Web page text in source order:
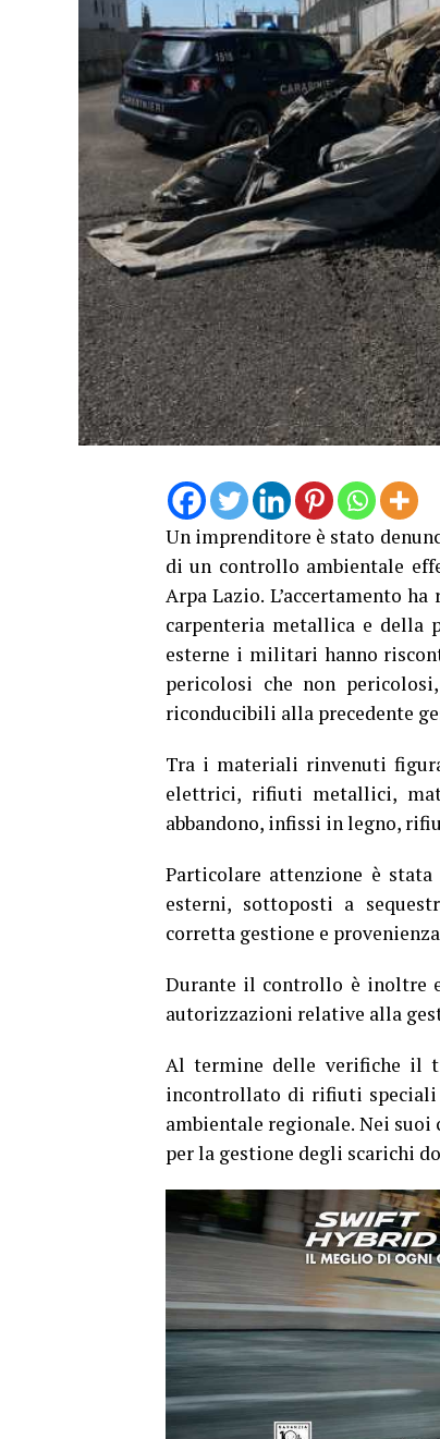
Un imprenditore è stato
di un controllo ambientale
Arpa Lazio. L’accertamento
carpenteria metallica e della
esterne i militari hanno
pericolosi che non
riconducibili alla precedente
Tra i materiali rinvenuti
elettrici, rifiuti metallici,
abbandono, infissi in legno,
Particolare attenzione è
esterni, sottoposti a
corretta gestione e
Durante il controllo è inoltre
autorizzazioni relative alla
Al termine delle verifiche il
incontrollato di rifiuti speciali
ambientale regionale. Nei
per la gestione degli scarichi